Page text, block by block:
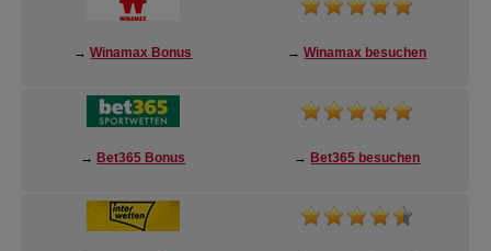
→Winamax Bonus →Winamax besuchen
→ Bet365 Bonus → Bet365 besuchen